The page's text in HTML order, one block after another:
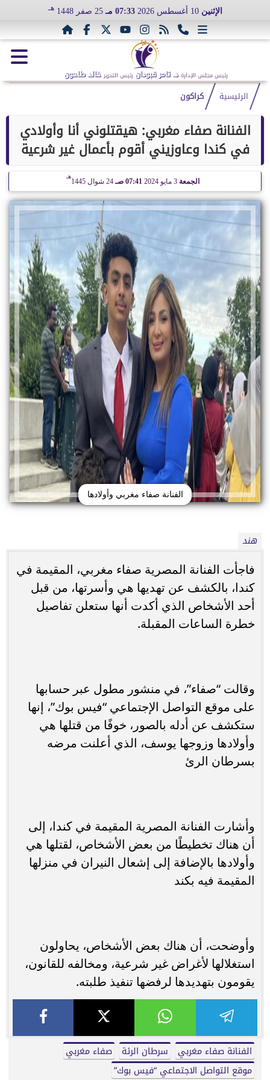
الإثنين 10 أغسطس 2026 07:33 مـ 25 صفر 1448 هـ
رئيس مجلس الإدارة د. تامر قبودان رئيس التحرير خالد طاحون
الرئيسية كراكون
الفنانة صفاء مغربي: هيقتلوني أنا وأولادي
في كندا وعاوزيني أقوم بأعمال غير شرعية
الجمعة 3 مايو 2024 07:41 صـ 24 شوال 1445
هـ
الفنانة صفاء مغربي وأولادها
هند
فاجأت الفنانة المصرية صفاء مغربي، المقيمة في
كندا، بالكشف عن تهديها هي وأسرتها، من قبل
أحد الأشخاص الذي أكدت أنها ستعلن تفاصيل
خطرة الساعات المقبلة.
وقالت “صفاء”، في منشور مطول عبر حسابها
على موقع التواصل الإجتماعي “فيس بوك”، إنها
ستكشف عن أدله بالصور، خوفًا من قتلها هي
وأولادها وزوجها يوسف، الذي أعلنت مرضه
بسرطان الرئ
وأشارت الفنانة المصرية المقيمة في كندا، إلى
أن هناك تخطيطًا من بعض الأشخاص، لقتلها هي
وأولادها بالإضافة إلى إشعال النيران في منزلها
المقيمة فيه بكند
وأوضحت، أن هناك بعض الأشخاص، يحاولون
استغلالها لأغراض غير شرعية، ومخالفه للقانون،
يقومون بتهديدها لرفضها تنفيذ طلبته.
الفنانة صفاء مغربي سرطان الرئة
صفاء مغربي
موقع التواصل الاجتماعي “فيس بوك”